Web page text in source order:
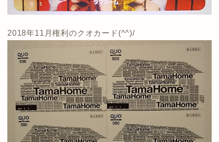
2018年11月権利のクオカード(^^)/